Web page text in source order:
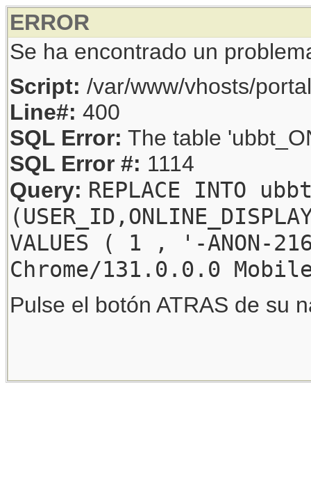
ERROR
Se ha encontrado un
Script: /var/www/vhosts/
Line#: 400
SQL Error: The table
SQL Error #: 1114
Query: REPLACE INTO
VALUES ( 1 , '-
Chrome/131.0.0.0
Pulse el botón ATRAS de su